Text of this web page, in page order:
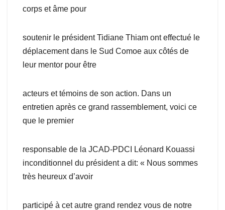
corps et âme pour
soutenir le président Tidiane Thiam ont effectué le
déplacement dans le Sud Comoe aux côtés de
leur mentor pour être
acteurs et témoins de son action. Dans un
entretien après ce grand rassemblement, voici ce
que le premier
responsable de la JCAD-PDCI Léonard Kouassi
inconditionnel du président a dit: « Nous sommes
très heureux d’avoir
participé à cet autre grand rendez vous de notre